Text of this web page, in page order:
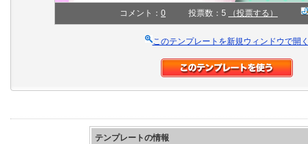
コメント： 0 投票数：5 （投票する）
このテンプレートを新規ウィンドウで開
テンプレートの情報